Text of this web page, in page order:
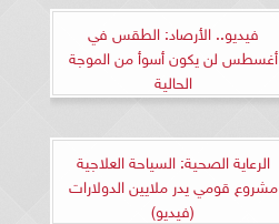
فيديو.. الأرصاد: الطقس في
أغسطس لن يكون أسوأ من الموجة
الحالية
الرعاية الصحية: السياحة العلاجية
مشروع قومي يدر ملايين الدولارات
(فيديو)